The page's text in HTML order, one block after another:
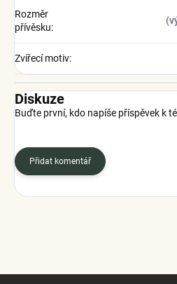
Rozměr
přívěsku:
Zvířecí motiv:
Diskuze
Buďte první, kdo napíše příspěvek k
Přidat komentář